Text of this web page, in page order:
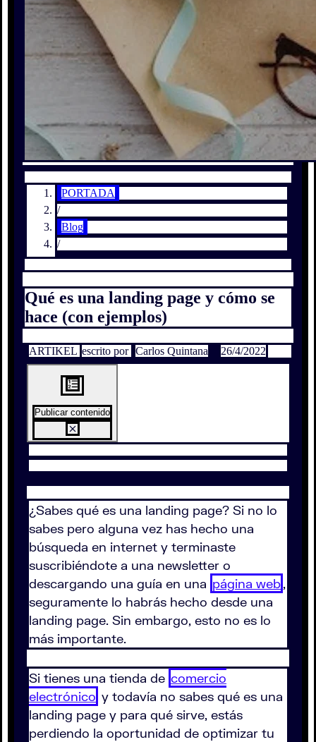
PORTADA
/
Blog
/
Qué es una landing page y cómo se
hace (con ejemplos)
ARTIKEL escrito por Carlos Quintana 26/4/2022
Publicar contenido
¿Sabes qué es una landing page? Si no lo
sabes pero alguna vez has hecho una
búsqueda en internet y terminaste
suscribiéndote a una newsletter o
descargando una guía en una página web,
seguramente lo habrás hecho desde una
landing page. Sin embargo, esto no es lo
más importante.
Si tienes una tienda de comercio
electrónico y todavía no sabes qué es una
landing page y para qué sirve, estás
perdiendo la oportunidad de optimizar tu